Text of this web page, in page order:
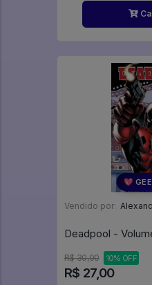
💖
Vendido por:
R$ 30,00 10% OFF
R$ 27,00